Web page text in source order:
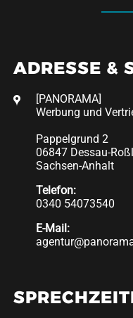
ADRESSE &
[PANORAMA]
Werbung und
Pappelgrund 2
06847 Dessau-
Sachsen-Anhalt
Telefon:
0340 54073540
E-Mail: